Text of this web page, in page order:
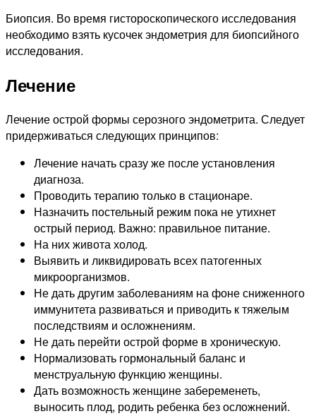
Биопсия. Во время гистороскопического исследования
необходимо взять кусочек эндометрия для биопсийного
исследования.
Лечение
Лечение острой формы серозного эндометрита. Следует
придерживаться следующих принципов:
Лечение начать сразу же после установления
диагноза.
Проводить терапию только в стационаре.
Назначить постельный режим пока не утихнет
острый период. Важно: правильное питание.
На них живота холод.
Выявить и ликвидировать всех патогенных
микроорганизмов.
Не дать другим заболеваниям на фоне сниженного
иммунитета развиваться и приводить к тяжелым
последствиям и осложнениям.
Не дать перейти острой форме в хроническую.
Нормализовать гормональный баланс и
менструальную функцию женщины.
Дать возможность женщине забеременеть,
выносить плод, родить ребенка без осложнений.